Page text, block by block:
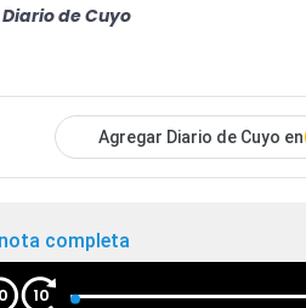
de Cuyo
Agregar Diario de Cuyo en
completa
10